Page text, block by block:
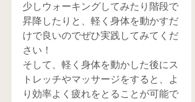
少しウォーキングしてみたり階段で
昇降したりと、軽く身体を動かすだ
けで良いのでぜひ実践してみてくだ
さい！
そして、軽く身体を動かした後にス
トレッチやマッサージをすると、よ
り効率よく疲れをとることが可能で